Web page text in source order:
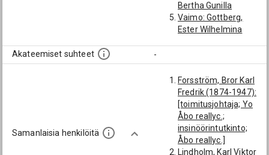
Bertha Gunilla
Vaimo: Gottberg,
Ester Wilhelmina
Akateemiset suhteet -
Samanlaisia henkilöitä
Forsström, Bror Karl
Fredrik (1874-1947):
[toimitusjohtaja; Yo
Åbo reallyc.;
insinöörintutkinto;
Åbo reallyc.]
Lindholm, Karl Viktor